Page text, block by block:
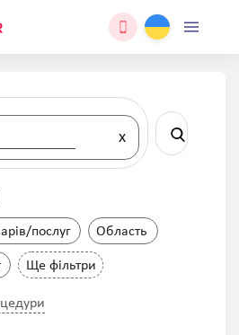
x
послуг Область
Ще фільтри